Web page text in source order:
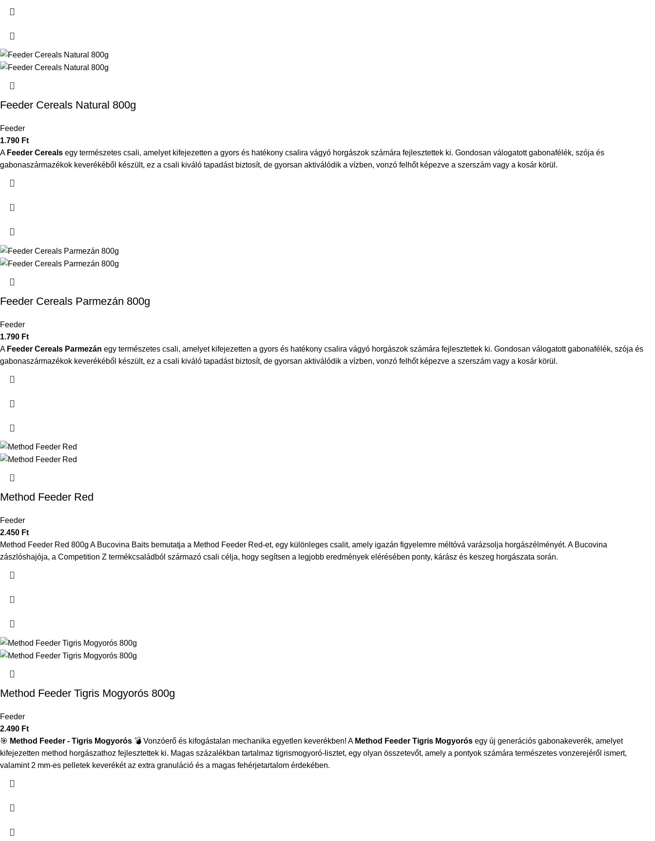
Feeder Cereals Natural 800g
Feeder
1.790 Ft
A Feeder Cereals egy természetes csali, amelyet kifejezetten a gyors és hatékony csalira vágyó horgászok számára fejlesztettek ki. Gondosan válogatott gabonafélék, szója és
gabonaszármazékok keverékéből készült, ez a csali kiváló tapadást biztosít, de gyorsan aktiválódik a vízben, vonzó felhőt képezve a szerszám vagy a kosár körül.
Feeder Cereals Parmezán 800g
Feeder
1.790 Ft
A Feeder Cereals Parmezán egy természetes csali, amelyet kifejezetten a gyors és hatékony csalira vágyó horgászok számára fejlesztettek ki. Gondosan válogatott gabonafélék, szója és
gabonaszármazékok keverékéből készült, ez a csali kiváló tapadást biztosít, de gyorsan aktiválódik a vízben, vonzó felhőt képezve a szerszám vagy a kosár körül.
Method Feeder Red
Feeder
2.450 Ft
Method Feeder Red 800g A Bucovina Baits bemutatja a Method Feeder Red-et, egy különleges csalit, amely igazán figyelemre méltóvá varázsolja horgászélményét. A Bucovina
zászlóshajója, a Competition Z termékcsaládból származó csali célja, hogy segítsen a legjobb eredmények elérésében ponty, kárász és keszeg horgászata során.
Method Feeder Tigris Mogyorós 800g
Feeder
2.490 Ft
🎯 Method Feeder - Tigris Mogyorós 💣 Vonzóerő és kifogástalan mechanika egyetlen keverékben! A Method Feeder Tigris Mogyorós egy új generációs gabonakeverék, amelyet
kifejezetten method horgászathoz fejlesztettek ki. Magas százalékban tartalmaz tigrismogyoró-lisztet, egy olyan összetevőt, amely a pontyok számára természetes vonzerejéről ismert,
valamint 2 mm-es pelletek keverékét az extra granuláció és a magas fehérjetartalom érdekében.